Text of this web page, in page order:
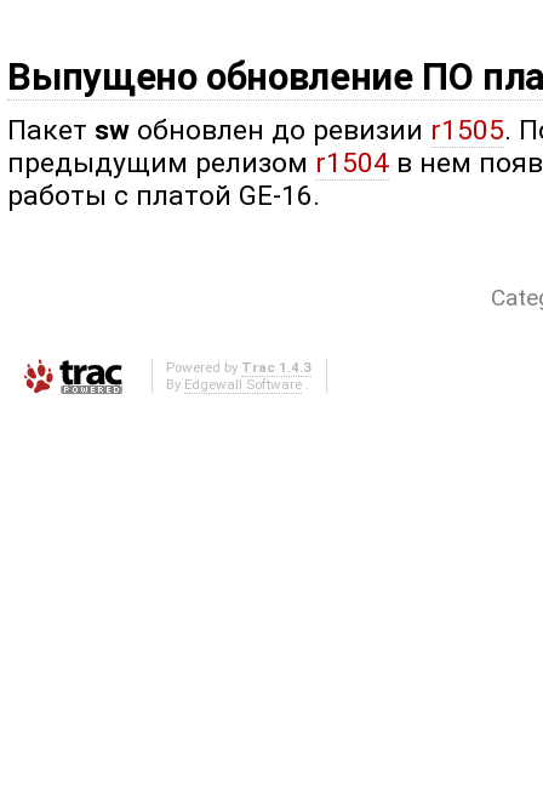
Выпущено обновление ПО
Пакет sw обновлен до ревизии r1505.
предыдущим релизом r1504 в нем
работы с платой GE-16.
Powered by Trac 1.4.3
By Edgewall Software